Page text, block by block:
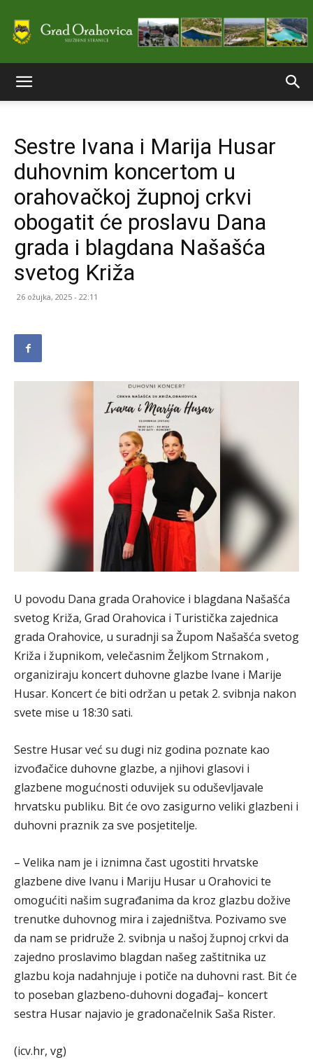
stranice
Grada
Sestre Ivana i Marija Husar
duhovnim koncertom u
orahovačkoj župnoj crkvi
obogatit će proslavu Dana
grada i blagdana Našašća
svetog Križa
26 ožujka, 2025 - 22:11
U povodu Dana grada Orahovice i blagdana Našašća
svetog Križa, Grad Orahovica i Turistička zajednica
grada Orahovice, u suradnji sa Župom Našašća svetog
Križa i župnikom, velečasnim Željkom Strnakom ,
organiziraju koncert duhovne glazbe Ivane i Marije
Husar. Koncert će biti održan u petak 2. svibnja nakon
svete mise u 18:30 sati.
Sestre Husar već su dugi niz godina poznate kao
izvođačice duhovne glazbe, a njihovi glasovi i
glazbene mogućnosti oduvijek su oduševljavale
hrvatsku publiku. Bit će ovo zasigurno veliki glazbeni i
duhovni praznik za sve posjetitelje.
– Velika nam je i iznimna čast ugostiti hrvatske
glazbene dive Ivanu i Mariju Husar u Orahovici te
omogućiti našim sugrađanima da kroz glazbu dožive
trenutke duhovnog mira i zajedništva. Pozivamo sve
da nam se pridruže 2. svibnja u našoj župnoj crkvi da
zajedno proslavimo blagdan našeg zaštitnika uz
glazbu koja nadahnjuje i potiče na duhovni rast. Bit će
to poseban glazbeno-duhovni događaj– koncert
sestra Husar najavio je gradonačelnik Saša Rister.
(icv.hr, vg)